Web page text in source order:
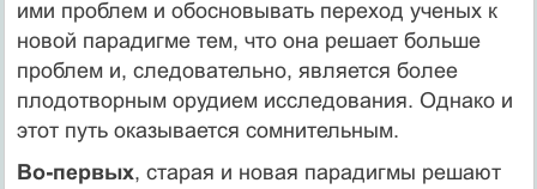
ими проблем и обосновывать переход ученых к
новой пара­дигме тем, что она решает больше
проблем и, следовательно, является более
плодотворным орудием исследования. Однако и
этот путь оказывается сом­нительным.
Во-первых, старая и новая парадигмы решают